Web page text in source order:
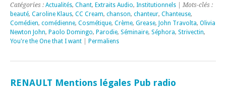
Catégories : Actualités, Chant, Extraits Audio, Institutionnels | Mots-clés :
beauté, Caroline Klaus, CC Cream, chanson, chanteur, Chanteuse,
Comédien, comédienne, Cosmétique, Crème, Grease, John Travolta, Olivia
Newton John, Paolo Domingo, Parodie, Séminaire, Séphora, Strivectin,
You're the One that I want
Permaliens
RENAULT Mentions légales Pub radio